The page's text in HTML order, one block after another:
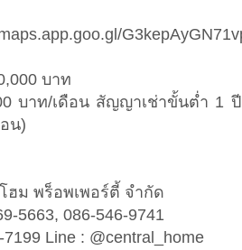
บาท
บาท/เดือน สัญญาเช่าขั้นต่ำ 1
น)
ฮม พร็อพเพอร์ตี้ จำกัด
5663, 086-546-9741
7199 Line : @central_home